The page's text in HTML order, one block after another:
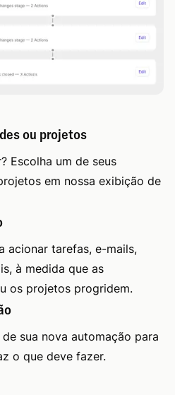
ou projetos
Escolha um de seus
em nossa exibição de
acionar tarefas, e-mails,
à medida que as
os projetos progridem.
sua nova automação para
o que deve fazer.